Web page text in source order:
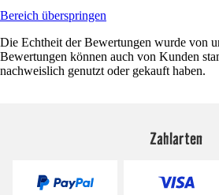
Bereich überspringen
Die Echtheit der Bewertungen wurde von
Bewertungen können auch von Kunden
nachweislich genutzt oder gekauft haben.
Zahlarten